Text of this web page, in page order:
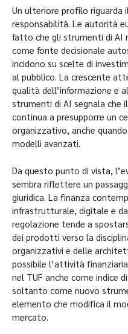
Un ulteriore profilo
responsabilità. Le autorità
fatto che gli strumenti di AI
come fonte decisionale
incidono su scelte di
al pubblico. La crescente
qualità dell’informazione e
strumenti di AI segnala che
continua a presupporre un
organizzativo, anche
modelli avanzati.
Da questo punto di vista,
sembra riflettere un
giuridica. La finanza
infrastrutturale, digitale e
regolazione tende a
dei prodotti verso la
organizzativi e delle
possibile l’attività
nel TUF anche come indice
soltanto come nuovo
elemento che modifica il
mercato.